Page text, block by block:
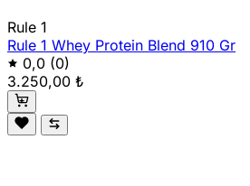
Rule 1
Rule 1 Whey Protein Blend 910 Gr
0,0 (0)
3.250,00 ₺